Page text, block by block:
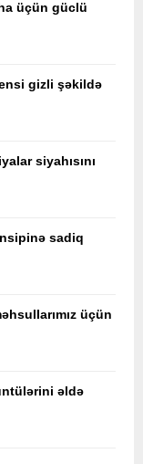
üçün güclü
gizli şəkildə
siyahısını
sadiq
üçün
əldə